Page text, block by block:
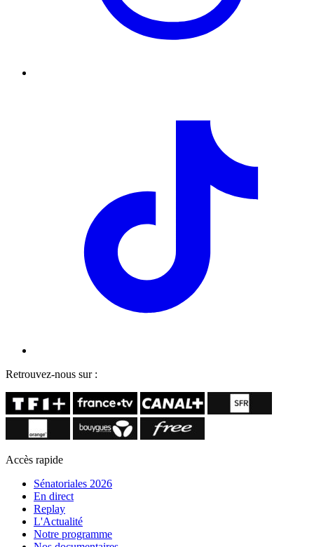
Retrouvez-nous sur :
Accès rapide
Sénatoriales 2026
En direct
Replay
L'Actualité
Notre programme